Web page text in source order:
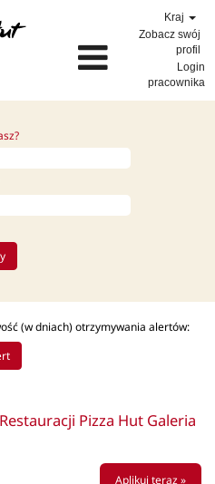
Kraj
Zobacz swój
profil
Login
pracownika
(w dniach) otrzymywania alertów:
Pizza Hut Galeria
Aplikuj teraz »